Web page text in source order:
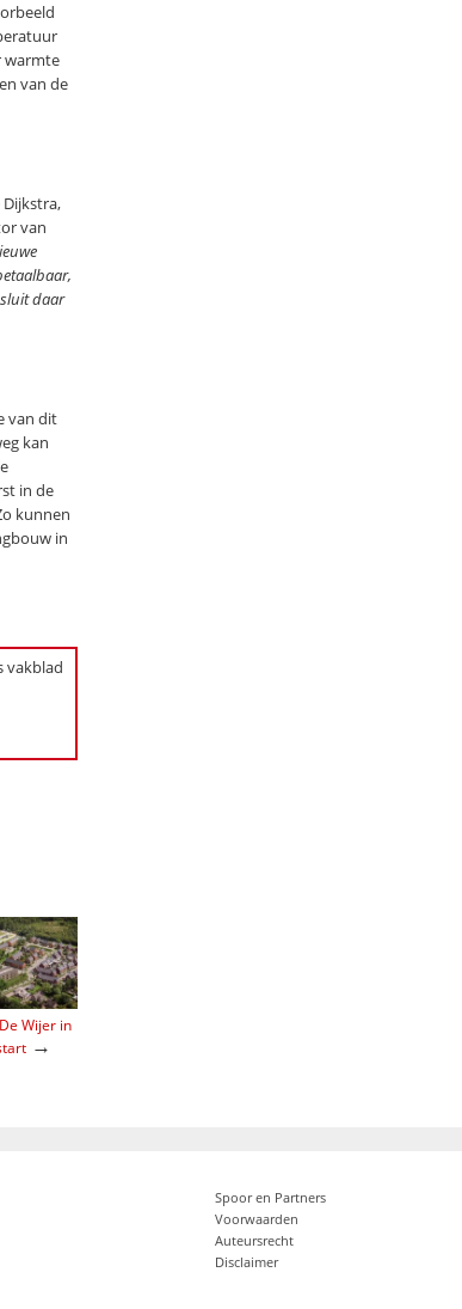
warmte
van de
van
daar
van dit
kan
in de
kunnen
in
vakblad
Wijer in
→
Spoor en Partners
Voorwaarden
Auteursrecht
Disclaimer